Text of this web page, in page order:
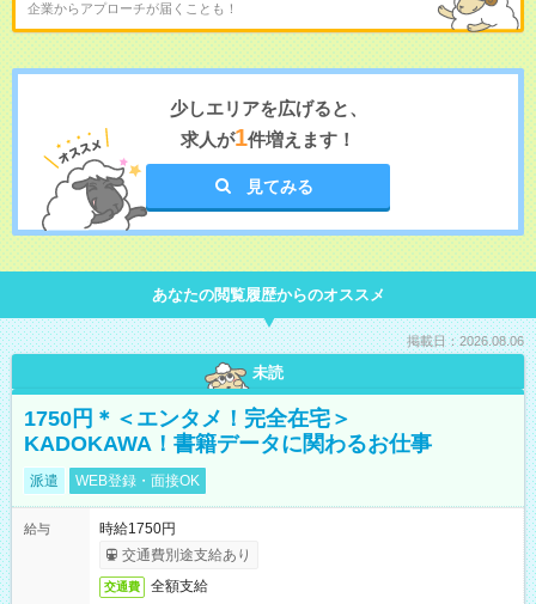
企業からアプローチが届くことも！
少しエリアを広げると、
求人が1件増えます！
見てみる
あなたの閲覧履歴からのオススメ
掲載日：2026.08.06
未読
1750円＊＜エンタメ！完全在宅＞
KADOKAWA！書籍データに関わるお仕事
派遣 WEB登録・面接OK
給与
時給1750円
交通費別途支給あり
交通費 全額支給